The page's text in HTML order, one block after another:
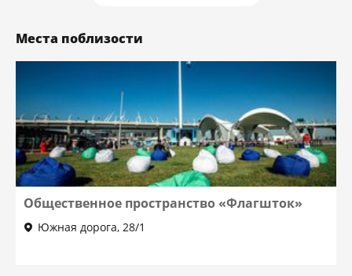
Места поблизости
Общественное пространство «Флагшток»
Южная дорога, 28/1